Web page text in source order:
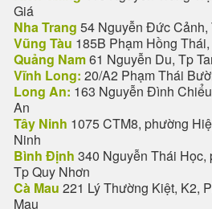
Giá
Nha Trang 54 Nguyễn Đức Cảnh,
Vũng Tàu 185B Phạm Hồng
Quảng Nam61 Nguyễn Du, Tp
Vĩnh Long: 20/A2 Phạm Thái
Long An: 163 Nguyễn Đình
An
Tây Ninh 1075 CTM8, phường
Ninh
Bình Định 340 Nguyễn Thái Học,
Tp Quy Nhơn
Cà Mau 221 Lý Thường Kiệt, K2,
Mau